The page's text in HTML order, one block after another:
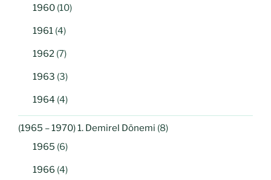
1960 (10)
1961 (4)
1962 (7)
1963 (3)
1964 (4)
(1965 – 1970) 1. Demirel Dönemi (8)
1965 (6)
1966 (4)